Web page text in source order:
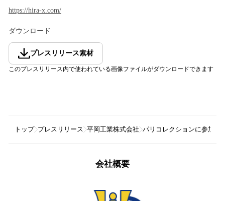
https://hira-x.com/
ダウンロード
プレスリリース素材
このプレスリリース内で使われている画像ファイルがダウンロードできます
トップ プレスリリース 平岡工業株式会社 パリコレクションに参加す
会社概要